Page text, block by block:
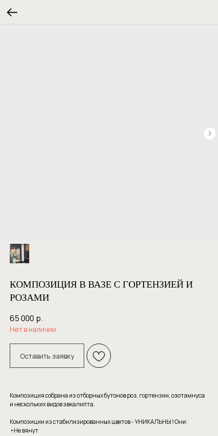
КОМПОЗИЦИЯ В ВАЗЕ С ГОРТЕНЗИЕЙ И
РОЗАМИ
65 000 р.
Нет в наличии
Оставить заявку
Композиция собрана из отборных бутонов роз, гортензии, озотамнуса
и нескольких видов эвкалипта.
Композиции из стабилизированных цветов - УНИКАЛЬНЫ ! Они:
•Не вянут